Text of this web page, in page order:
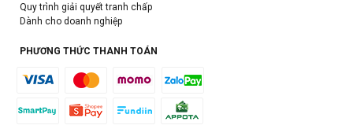
Quy trình giải quyết tranh chấp
Dành cho doanh nghiệp
PHƯƠNG THỨC THANH TOÁN